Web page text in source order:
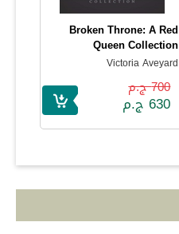
Broken Throne: A Red
Queen Collection
Victoria Aveyard
700 ج.م
630 ج.م